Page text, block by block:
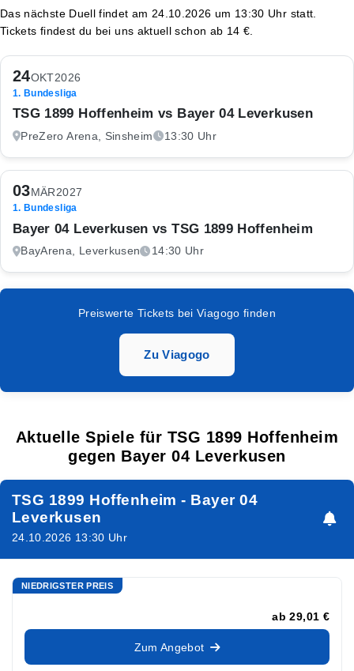
Das nächste Duell findet am 24.10.2026 um 13:30 Uhr statt.
Tickets findest du bei uns aktuell schon ab 14 €.
24OKT2026
1. Bundesliga
TSG 1899 Hoffenheim vs Bayer 04 Leverkusen
PreZero Arena, Sinsheim 13:30 Uhr
03 MÄR 2027
1. Bundesliga
Bayer 04 Leverkusen vs TSG 1899 Hoffenheim
BayArena, Leverkusen 14:30 Uhr
Preiswerte Tickets bei Viagogo finden
Zu Viagogo
Aktuelle Spiele für TSG 1899 Hoffenheim
gegen Bayer 04 Leverkusen
TSG 1899 Hoffenheim - Bayer 04
Leverkusen
24.10.2026 13:30 Uhr
NIEDRIGSTER PREIS
ab 29,01 €
Zum Angebot